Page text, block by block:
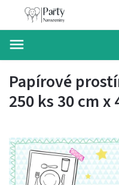
Papírové
250 ks 30 cm x